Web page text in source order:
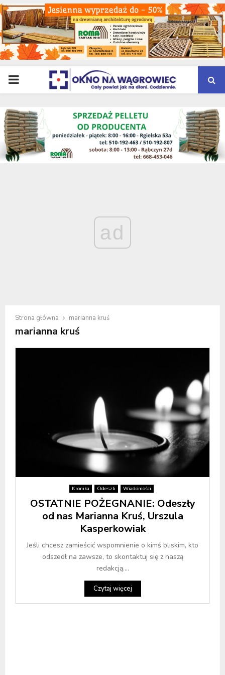
PRIMARY
MENU
ad
Strona główna marianna kruś
marianna kruś
Kronika Odeszli Wiadomości
OSTATNIE POŻEGNANIE: Odeszły
od nas Marianna Kruś, Urszula
Kasperkowiak
Jeśli chcesz zamieścić wspomnienie o kimś bliskim, kto
odszedł na zawsze, to skontaktuj się z naszą
redakcją....
Czytaj więcej